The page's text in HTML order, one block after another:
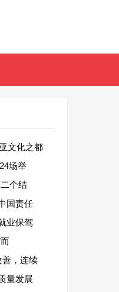
文化之都
场举
个结
国责任
业保驾
善，连续
量发展